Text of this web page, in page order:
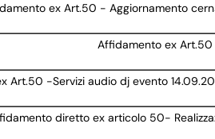
ex Art.50 - Aggiornamento
Affidamento ex Art.50
Art.50 -Servizi audio dj evento
diretto ex articolo 50-